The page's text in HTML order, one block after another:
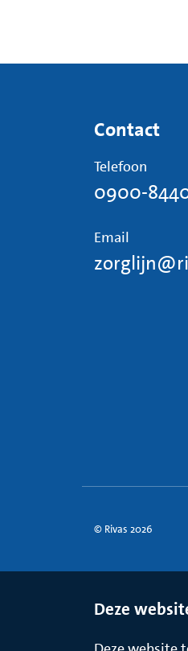
Contact
Telefoon
0900-
Email
© Rivas 2026
Deze